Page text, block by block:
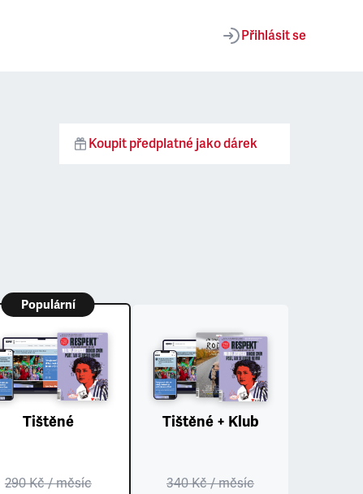
Přihlásit se
Koupit předplatné jako dárek
Populární
Tištěné
290 Kč/ měsíc
Tištěné + Klub
340 Kč/ měsíc